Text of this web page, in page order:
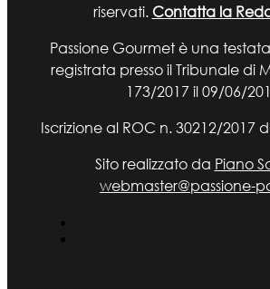
riservati. Contatta la
Passione Gourmet è una
registrata presso il Tribunale di
173/2017 il 09/06/
Iscrizione al ROC n. 30212/2017
Sito realizzato da Piano
webmaster@passione-